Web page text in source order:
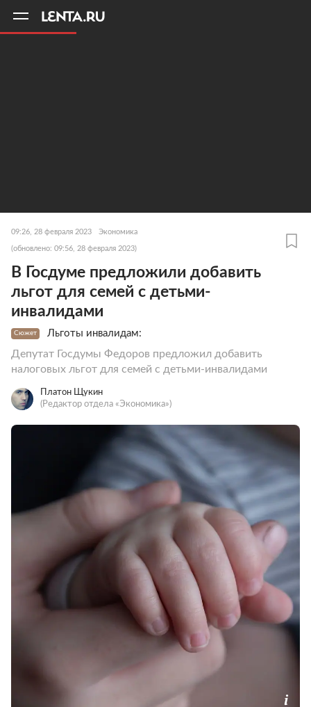
09:26, 28 февраля 2023 Экономика
(обновлено: 09:56, 28 февраля 2023)
В Госдуме предложили добавить
льгот для семей с детьми-
инвалидами
Сюжет Льготы инвалидам:
Депутат Госдумы Федоров предложил добавить
налоговых льгот для семей с детьми-инвалидами
Платон Щукин
(Редактор отдела «Экономика»)